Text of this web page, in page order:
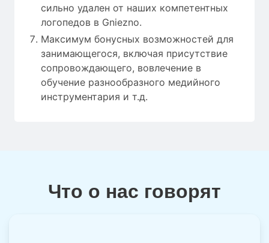
сильно удален от наших компетентных
логопедов в Gniezno.
Максимум бонусных возможностей для
занимающегося, включая присутствие
сопровождающего, вовлечение в
обучение разнообразного медийного
инструментария и т.д.
Что о нас говорят